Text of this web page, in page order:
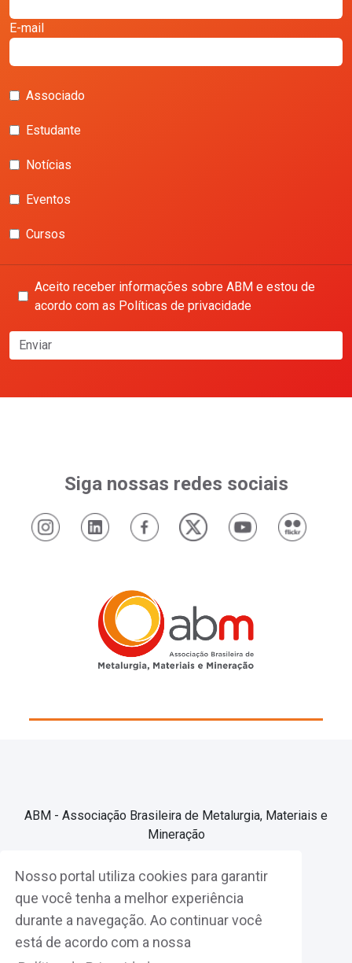
Nosso portal utiliza cookies para garantir
que você tenha a melhor experiência
durante a navegação. Ao continuar você
está de acordo com a nossa
E-mail
Associado
Estudante
Notícias
Eventos
Cursos
Aceito receber informações sobre ABM e estou de
acordo com as Políticas de privacidade
Enviar
Siga nossas redes sociais
ABM - Associação Brasileira de Metalurgia, Materiais e
Mineração
Associe-se
Fazer Login